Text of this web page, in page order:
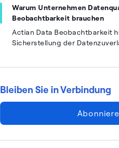
Warum Unternehmen
Beobachtbarkeit brauchen
Actian Data Beobachtbarkeit
Sicherstellung der
Bleiben Sie in Verbindung